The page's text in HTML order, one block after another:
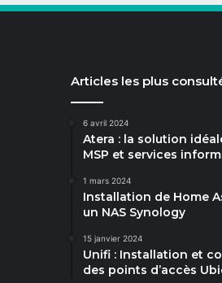
Articles les plus
6 avril 2024
Atera : la solution
MSP et services
1 mars 2024
Installation de Home
un NAS Synology
15 janvier 2024
Unifi : Installation et
des points d’accès